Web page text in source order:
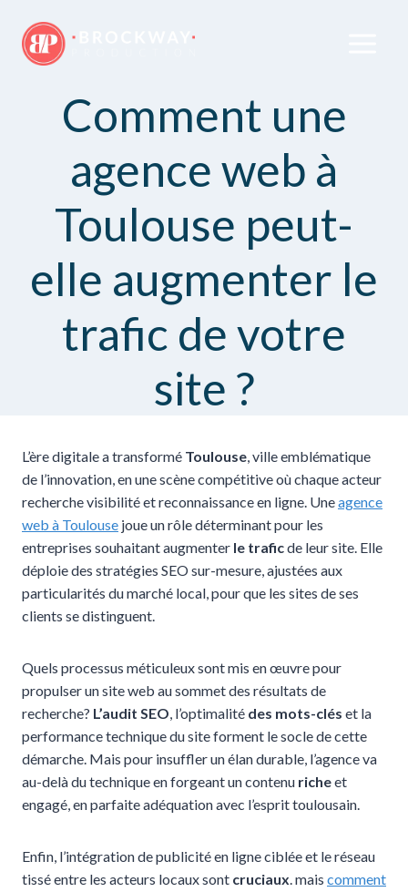
Comment une
agence web à
Toulouse peut-
elle augmenter le
trafic de votre
site ?
L’ère digitale a transformé Toulouse, ville emblématique
de l’innovation, en une scène compétitive où chaque acteur
recherche visibilité et reconnaissance en ligne. Uneagence
web à Toulouse joue un rôle déterminant pour les
entreprises souhaitant augmenter le traficde leur site. Elle
déploie des stratégies SEO sur-mesure, ajustées aux
particularités du marché local, pour que les sites de ses
clients se distinguent.
Quels processus méticuleux sont mis en œuvre pour
propulser un site web au sommet des résultats de
recherche? L’audit SEO, l’optimalité des mots-clés et la
performance technique du site forment le socle de cette
démarche. Mais pour insuffler un élan durable, l’agence va
au-delà du technique en forgeant un contenu richeet
engagé, en parfaite adéquation avec l’esprit toulousain.
Enfin, l’intégration de publicité en ligne ciblée et le réseau
tissé entre les acteurs locaux sont cruciaux. mais comment